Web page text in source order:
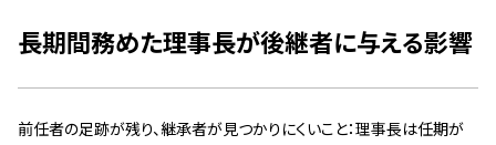
長期間務めた理事長が後継者に与える影響
前任者の足跡が残り、継承者が見つかりにくいこと：理事長は任期が